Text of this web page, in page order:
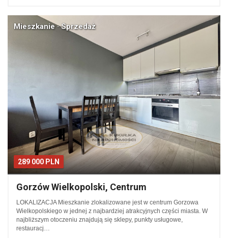
289 000 PLN
Mieszkanie · Sprzedaż
Gorzów Wielkopolski, Centrum
LOKALIZACJA Mieszkanie zlokalizowane jest w centrum Gorzowa
Wielkopolskiego w jednej z najbardziej atrakcyjnych części miasta. W
najbliższym otoczeniu znajdują się sklepy, punkty usługowe,
restauracj…